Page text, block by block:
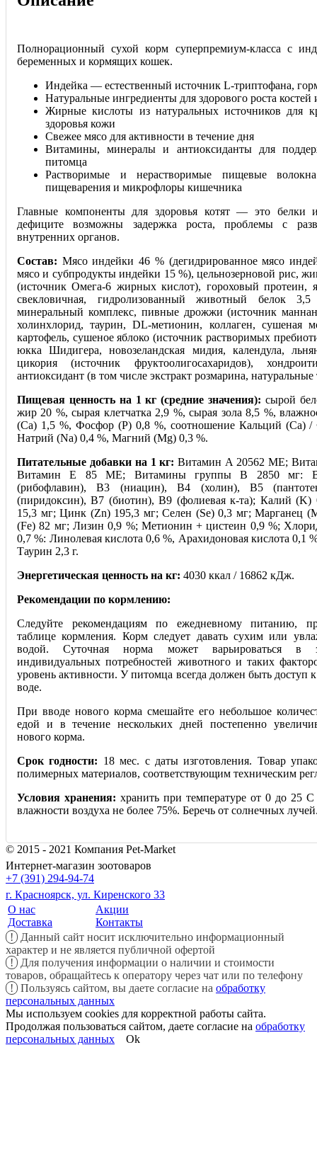
Полнорационный сухой корм суперпремиум-класса с
беременных и кормящих кошек.
Индейка — естественный источник L-триптофана,
Натуральные ингредиенты для здорового роста костей
Жирные кислоты из натуральных источников для
здоровья кожи
Свежее мясо для активности в течение дня
Витамины, минералы и антиоксиданты для
питомца
Растворимые и нерастворимые пищевые
пищеварения и микрофлоры кишечника
Главные компоненты для здоровья котят — это
дефиците возможны задержка роста, проблемы с
внутренних органов.
Состав: Мясо индейки 46 % (дегидрированное мясо
мясо и субпродукты индейки 15 %), цельнозерновой рис,
(источник Омега-6 жирных кислот), гороховый протеин,
свекловичная, гидролизованный животный белок
минеральный комплекс, пивные дрожжи (источник
холинхлорид, таурин, DL-метионин, коллаген, сушеная
картофель, сушеное яблоко (источник растворимых
юкка Шидигера, новозеландская мидия, календула,
цикория (источник фруктоолигосахаридов),
антиоксидант (в том числе экстракт розмарина,
Пищевая ценность на 1 кг (средние значения): сырой
жир 20 %, сырая клетчатка 2,9 %, сырая зола 8,5 %,
(Са) 1,5 %, Фосфор (Р) 0,8 %, соотношение Кальций (Са)
Натрий (Na) 0,4 %, Магний (Mg) 0,3 %.
Питательные добавки на 1 кг: Витамин A 20562 МЕ;
Витамин E 85 МЕ; Витамины группы В 2850 мг:
(рибофлавин), В3 (ниацин), В4 (холин), В5
(пиридоксин), В7 (биотин), В9 (фолиевая к-та); Калий
15,3 мг; Цинк (Zn) 195,3 мг; Селен (Se) 0,3 мг; Марганец
(Fe) 82 мг; Лизин 0,9 %; Метионин + цистеин 0,9 %;
0,7 %: Линолевая кислота 0,6 %, Арахидоновая кислота 0,1
Таурин 2,3 г.
Энергетическая ценность на кг: 4030 ккал / 16862 кДж.
Рекомендации по кормлению:
Следуйте рекомендациям по ежедневному питанию,
таблице кормления. Корм следует давать сухим или
водой. Суточная норма может варьироваться в
индивидуальных потребностей животного и таких
уровень активности. У питомца всегда должен быть доступ
воде.
При вводе нового корма смешайте его небольшое
едой и в течение нескольких дней постепенно
нового корма.
Срок годности: 18 мес. с даты изготовления. Товар
полимерных материалов, соответствующим техническим
Условия хранения: хранить при температуре от 0 до 25
влажности воздуха не более 75%. Беречь от солнечных
© 2015 - 2021 Компания Pet-Market
Интернет-магазин зоотоваров
+7 (391) 294-94-74
г. Красноярск, ул. Киренского 33
О нас
Доставка
Акции
Контакты
!
Данный сайт носит исключительно информационный
характер и не является публичной офертой
!
Для получения информации о наличии и стоимости
товаров, обращайтесь к оператору через чат или по телефону
!
Пользуясь сайтом, вы даете согласие на обработку
персональных данных
Мы используем cookies для корректной работы сайта.
Продолжая пользоваться сайтом, даете согласие на обработку
персональных данных
Ok